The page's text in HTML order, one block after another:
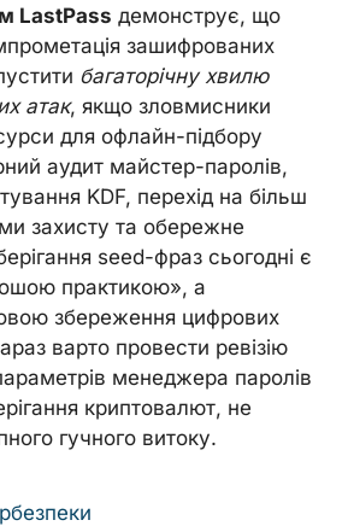
LastPass демонструє, що
зашифрованих
багаторічну хвилю
атак, якщо зловмисники
для офлайн-підбору
аудит майстер-паролів,
KDF, перехід на більш
захисту та обережне
seed-фраз сьогодні є
практикою», а
збереження цифрових
варто провести ревізію
менеджера паролів
криптовалют, не
гучного витоку.